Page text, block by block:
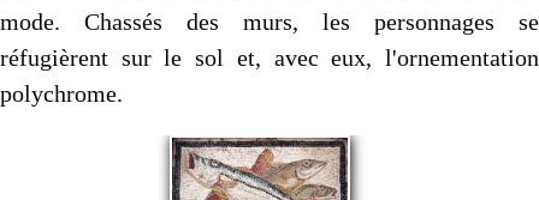
mode. Chassés des murs, les personnages se
réfugièrent sur le sol et, avec eux, l'ornementation
polychrome.